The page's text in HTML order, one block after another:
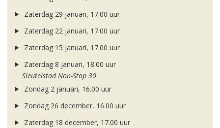
Zaterdag 29 januari, 17.00 uur
Zaterdag 22 januari, 17.00 uur
Zaterdag 15 januari, 17.00 uur
Zaterdag 8 januari, 18.00 uur
Sleutelstad Non-Stop 30
Zondag 2 januari, 16.00 uur
Zondag 26 december, 16.00 uur
Zaterdag 18 december, 17.00 uur